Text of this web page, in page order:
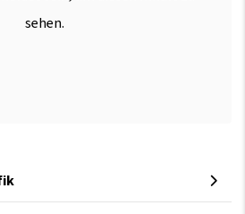
sehen.